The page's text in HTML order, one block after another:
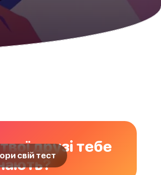
друзі тебе
свій тест